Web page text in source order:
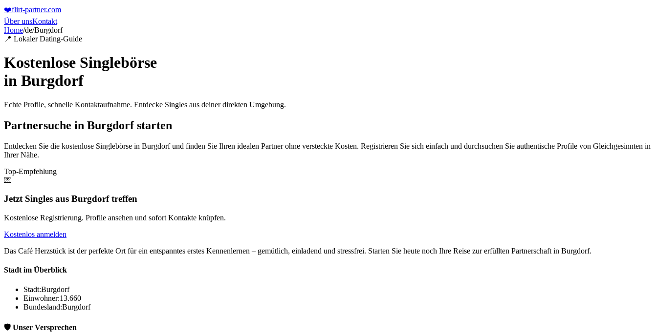
❤️flirt-partner.com
Über unsKontakt
Home/de/Burgdorf
📍 Lokaler Dating-Guide
Kostenlose Singlebörse
in Burgdorf
Echte Profile, schnelle Kontaktaufnahme. Entdecke Singles aus deiner direkten Umgebung.
Partnersuche in Burgdorf starten
Entdecken Sie die kostenlose Singlebörse in Burgdorf und finden Sie Ihren idealen Partner ohne versteckte Kosten. Registrieren Sie sich einfach und durchsuchen Sie authentische Profile von Gleichgesinnten in
Ihrer Nähe.
Top-Empfehlung
💌
Jetzt Singles aus Burgdorf treffen
Kostenlose Registrierung. Profile ansehen und sofort Kontakte knüpfen.
Kostenlos anmelden
Das Café Herzstück ist der perfekte Ort für ein entspanntes erstes Kennenlernen – gemütlich, einladend und stressfrei. Starten Sie heute noch Ihre Reise zur erfüllten Partnerschaft in Burgdorf.
Stadt im Überblick
Stadt:Burgdorf
Einwohner:13.660
Bundesland:Burgdorf
🛡️ Unser Versprechen